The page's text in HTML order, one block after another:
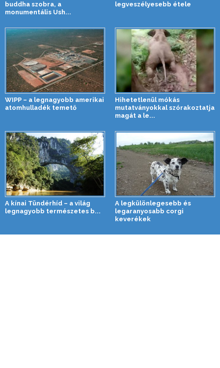
buddha szobra, a
monumentális Ush...
legveszélyesebb étele
WIPP – a legnagyobb amerikai
atomhulladék temető
Hihetetlenül mókás
mutatványokkal szórakoztatja
magát a le...
A kínai Tündérhíd – a világ
legnagyobb természetes b...
A legkülönlegesebb és
legaranyosabb corgi
keverékek